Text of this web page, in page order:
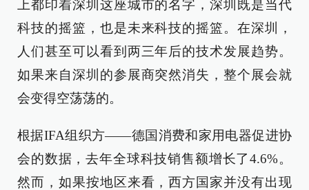
上都印着深圳这座城市的名字，深圳既是当代
科技的摇篮，也是未来科技的摇篮。在深圳，
人们甚至可以看到两三年后的技术发展趋势。
如果来自深圳的参展商突然消失，整个展会就
会变得空荡荡的。
根据IFA组织方——德国消费和家用电器促进协
会的数据，去年全球科技销售额增长了4.6%。
然而，如果按地区来看，西方国家并没有出现